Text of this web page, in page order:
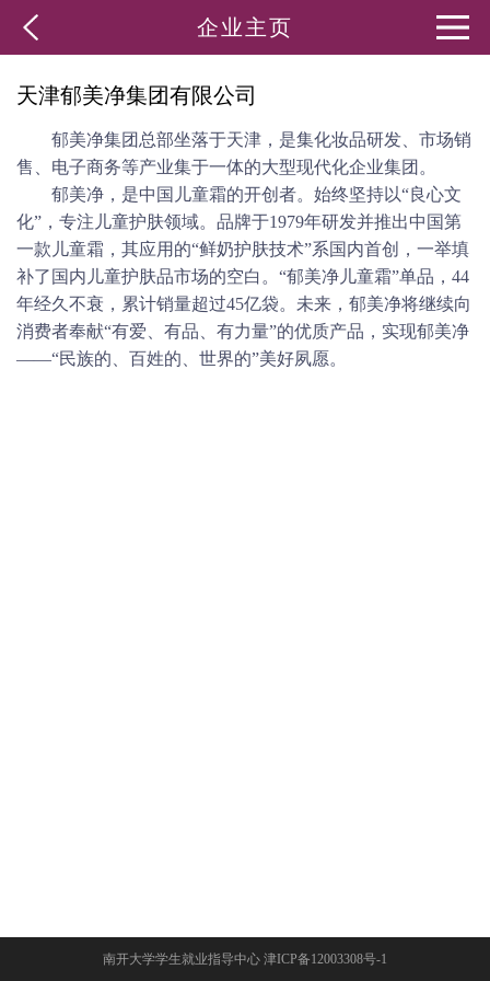
企业主页
天津郁美净集团有限公司
郁美净集团总部坐落于天津，是集化妆品研发、市场销
售、电子商务等产业集于一体的大型现代化企业集团。
郁美净，是中国儿童霜的开创者。始终坚持以“良心文
化”，专注儿童护肤领域。品牌于1979年研发并推出中国第
一款儿童霜，其应用的“鲜奶护肤技术”系国内首创，一举填
补了国内儿童护肤品市场的空白。“郁美净儿童霜”单品，44
年经久不衰，累计销量超过45亿袋。未来，郁美净将继续向
消费者奉献“有爱、有品、有力量”的优质产品，实现郁美净
——“民族的、百姓的、世界的”美好夙愿。
南开大学学生就业指导中心 津ICP备12003308号-1